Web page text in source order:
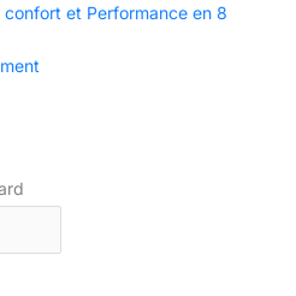
confort et Performance en 8